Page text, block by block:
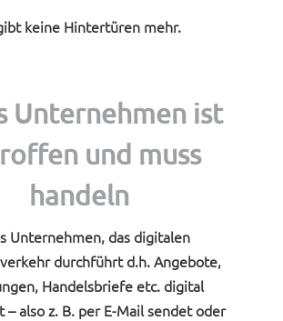
keine Hintertüren mehr.
Unternehmen ist
und muss
handeln
Unternehmen, das digitalen
durchführt d.h. Angebote,
Handelsbriefe etc. digital
also z. B. per E-Mail sendet oder